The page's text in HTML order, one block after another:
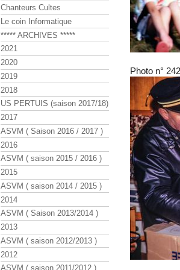
Photo n°
Chanteurs Cultes
Le coin Informatique
***** ARCHIVES *****
2021
2020
2019
2018
US PERTUIS (saison 2017/18)
2017
ASVM ( Saison 2016 / 2017 )
2016
ASVM ( saison 2015 / 2016 )
2015
ASVM ( saison 2014 / 2015 )
2014
ASVM ( Saison 2013/2014 )
2013
ASVM ( saison 2012/2013 )
2012
ASVM ( saison 2011/2012 )